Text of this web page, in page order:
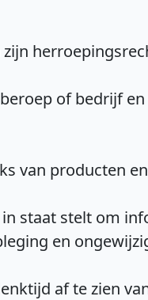
of bedrijf en
van producten
staat stelt om
en
af te zien